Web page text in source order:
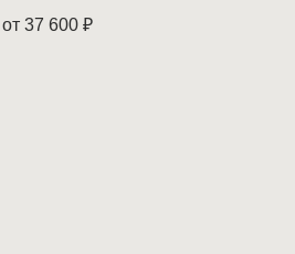
от 37 600 ₽